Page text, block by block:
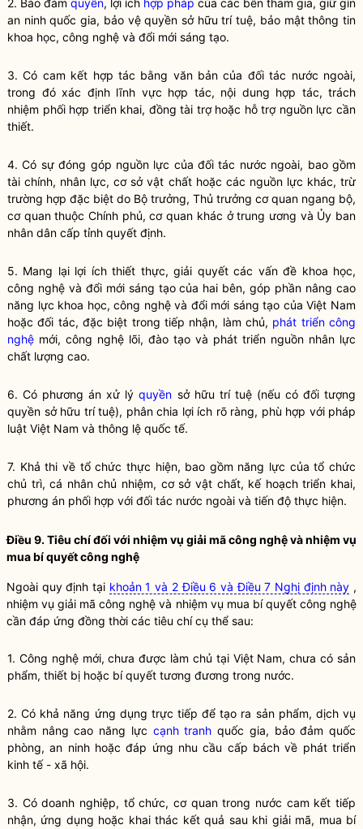
2. Bảo đảm quyền, lợi ích hợp pháp của các bên tham gia, giữ gìn
an ninhquốc gia, bảo vệquyền sở hữu trí tuệ, bảo mật thông tin
khoa học, công nghệ và đổi mới sáng tạo.
3. Có cam kết hợp tác bằng văn bản của đối tác nước ngoài,
trong đó xác định lĩnh vực hợp tác, nội dung hợp tác, trách
nhiệm phối hợp triển khai, đồng tài trợ hoặc hỗ trợ nguồn lực cần
thiết.
4. Có sự đóng góp nguồn lực của đối tác nước ngoài, bao gồm
tài chính, nhân lực, cơ sở vật chất hoặc các nguồn lực khác, trừ
trường hợp đặc biệt do Bộ trưởng, Thủ trưởng cơ quan ngang bộ,
cơ quan thuộc Chính phủ, cơ quan khác ở trung ương và Ủy ban
nhân dân cấp tỉnh quyết định.
5. Mang lại lợi ích thiết thực, giải quyết các vấn đề khoa học,
công nghệ và đổi mới sáng tạocủa hai bên, góp phần nâng cao
năng lực khoa học, công nghệ và đổi mới sáng tạo của Việt Nam
hoặc đối tác, đặc biệt trong tiếp nhận, làm chủ, phát triển công
nghệ mới, công nghệ lõi, đào tạo và phát triển nguồn nhân lực
chất lượng cao.
6. Có phương án xử lýquyền sở hữu trí tuệ (nếu có đối tượng
quyền sở hữu trí tuệ), phân chia lợi ích rõ ràng, phù hợp với pháp
luật Việt Nam và thông lệ quốc tế.
7. Khả thi về tổ chức thực hiện, bao gồm năng lực của tổ chức
chủ trì, cá nhân chủ nhiệm, cơ sở vật chất, kế hoạch triển khai,
phương án phối hợp với đối tác nước ngoài và tiến độ thực hiện.
Điều 9. Tiêu chí đối với nhiệm vụ giải mãcông nghệvà nhiệm vụ
mua bí quyếtcông nghệ
Ngoài quy định tại khoản 1 và 2 Điều 6 và Điều 7 Nghị định này ,
nhiệm vụ giải mãcông nghệ và nhiệm vụ mua bí quyết công nghệ
cần đáp ứng đồng thời các tiêu chí cụ thể sau:
1. Công nghệmới, chưa được làm chủ tại Việt Nam, chưa có sản
phẩm, thiết bị hoặc bí quyết tương đương trong nước.
2. Có khả năng ứng dụng trực tiếp để tạo ra sản phẩm, dịch vụ
nhằm nâng cao năng lực cạnh tranh quốc gia, bảo đảm quốc
phòng, an ninh hoặc đáp ứng nhu cầu cấp bách về phát triển
kinh tế - xã hội.
3. Có doanh nghiệp, tổ chức, cơ quan trong nước cam kết tiếp
nhận, ứng dụng hoặc khai thác kết quả sau khi giải mã, mua bí